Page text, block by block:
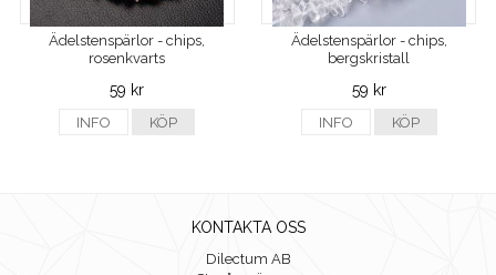
Ädelstenspärlor - chips,
rosenkvarts
59 kr
INFO KÖP
Ädelstenspärlor - chips,
bergskristall
59 kr
INFO KÖP
KONTAKTA OSS
Dilectum AB